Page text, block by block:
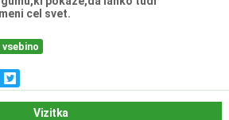
cel svet.
vsebino
Vizitka